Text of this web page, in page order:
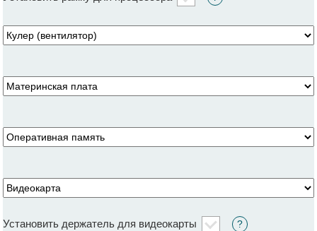
Установить держатель для видеокарты ?